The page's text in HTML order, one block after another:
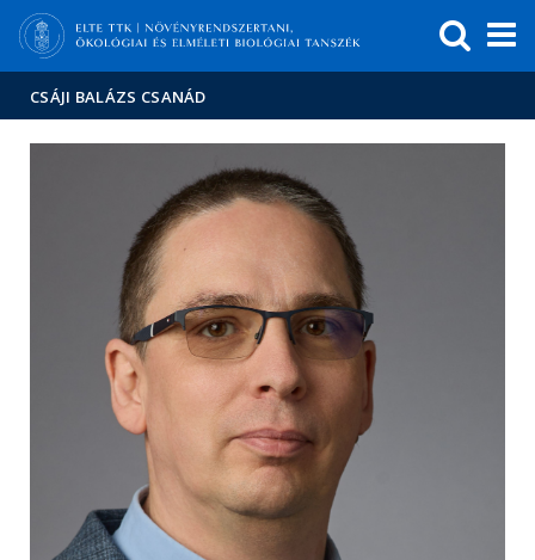
Hírek
Események
ELTE a
sajtóban
CSÁJI BALÁZS CSANÁD